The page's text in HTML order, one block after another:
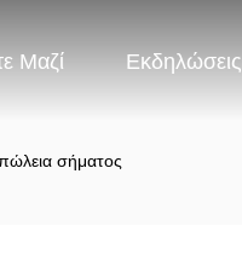
Μαζί Εκδηλώσεις
σήματος